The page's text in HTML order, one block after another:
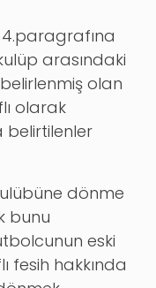
4.paragrafına
arasındaki
olan
olarak
belirtilenler
dönme
bunu
eski
fesih hakkında